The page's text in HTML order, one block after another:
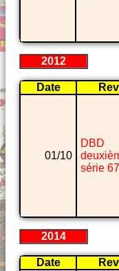
2012
Date
01/10
DBD
série 67
2014
Date